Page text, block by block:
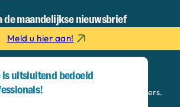
de maandelijkse nieuwsbrief
Meld u hier aan!
is bedoeld voor
paramedici en praktijkondersteuners.
is uitsluitend bedoeld